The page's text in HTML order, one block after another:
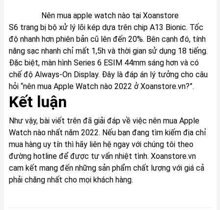
Nên mua apple watch nào tại Xoanstore
S6 trang bị bộ xử lý lõi kép dựa trên chip A13 Bionic. Tốc
độ nhanh hơn phiên bản cũ lên đến 20%. Bên cạnh đó, tính
năng sạc nhanh chỉ mất 1,5h và thời gian sử dụng 18 tiếng.
Đặc biệt, màn hình Series 6 ESIM 44mm sáng hơn và có
chế độ Always-On Display. Đây là đáp án lý tưởng cho câu
hỏi “nên mua Apple Watch nào 2022 ở Xoanstore.vn?”.
Kết luận
Như vậy, bài viết trên đã giải đáp về việc nên mua Apple
Watch nào nhất năm 2022. Nếu bạn đang tìm kiếm địa chỉ
mua hàng uy tín thì hãy liên hệ ngay với chúng tôi theo
đường hotline để được tư vấn nhiệt tình. Xoanstore.vn
cam kết mang đến những sản phẩm chất lượng với giá cả
phải chăng nhất cho mọi khách hàng.